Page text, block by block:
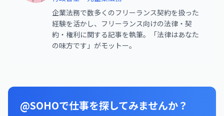
企業法務で数多くのフリーランス契約を扱った
経験を活かし、フリーランス向けの法律・契
約・権利に関する記事を執筆。「法律はあなた
の味方です」がモットー。
@SOHOで仕事を探してみませんか？